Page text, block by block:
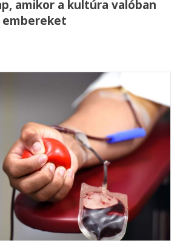
amikor a kultúra valóban
embereket